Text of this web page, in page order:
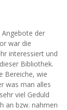
Angebote der
war die
interessiert und
Bibliothek.
Bereiche, wie
was man alles
viel Geduld
an bzw. nahmen